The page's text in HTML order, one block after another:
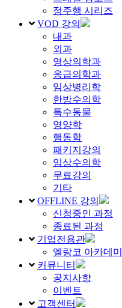
정주행 시리즈
VOD 강의
내과
외과
영상의학과
응급의학과
임상병리학
한방수의학
특수동물
영양학
행동학
패키지강의
임상수의학
무료강의
기타
OFFLINE 강의
신청중인 과정
종료된 과정
기업전용관
엘랑코 아카데미
커뮤니티
공지사항
이벤트
고객센터